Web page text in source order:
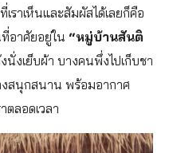
เราเห็นและสัมผัสได้เลยก็คือ
อาศัยอยู่ใน “หมู่บ้านสันติ
นั่งเย็บผ้า บางคนพึ่งไปเก็บชา
งสนุกสนาน พร้อมอากาศ
ตลอดเวลา